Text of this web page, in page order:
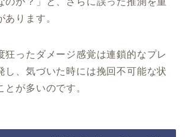
あります。
狂ったダメージ感覚は連鎖的なプレ
し、気づいた時には挽回不可能な状
が多いのです。